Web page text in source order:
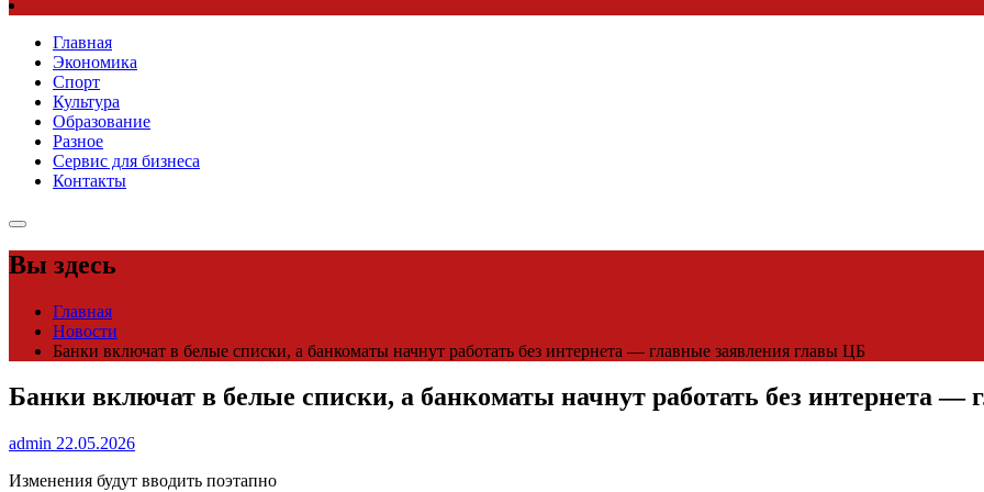
Главная
Экономика
Спорт
Культура
Образование
Разное
Сервис для бизнеса
Контакты
Вы здесь
Главная
Новости
Банки включат в белые списки, а банкоматы начнут работать без интернета — главные заявления главы ЦБ
Банки включат в белые списки, а банкоматы начнут работать без интернета —
admin 22.05.2026
Изменения будут вводить поэтапно